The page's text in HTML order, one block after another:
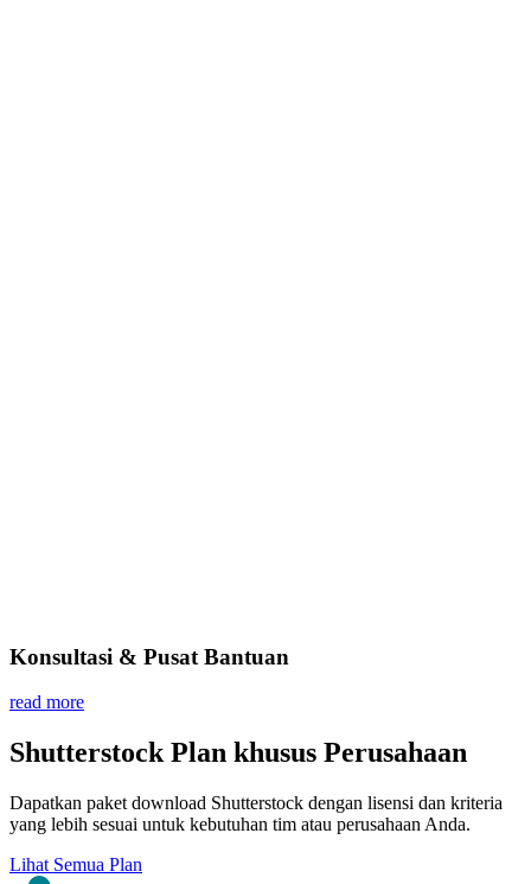
Konsultasi & Pusat Bantuan
read more
Shutterstock Plan khusus Perusahaan
Dapatkan paket download Shutterstock dengan lisensi dan kriteria
yang lebih sesuai untuk kebutuhan tim atau perusahaan Anda.
Lihat Semua Plan